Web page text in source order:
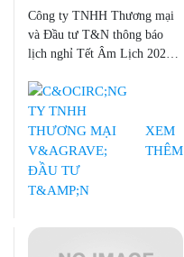
DẦN 2022
Công ty TNHH Thương mại
và Đầu tư T&N thông báo
lịch nghỉ Tết Âm Lịch 2022
đối tác
XEM
THÊM